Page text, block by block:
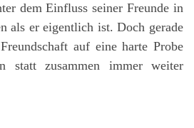
dem Einfluss seiner Freunde in
als er eigentlich ist. Doch gerade
auf eine harte Probe
statt zusammen immer weiter